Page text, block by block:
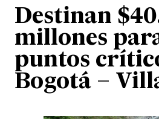
Destinan
millones
puntos
Bogotá –